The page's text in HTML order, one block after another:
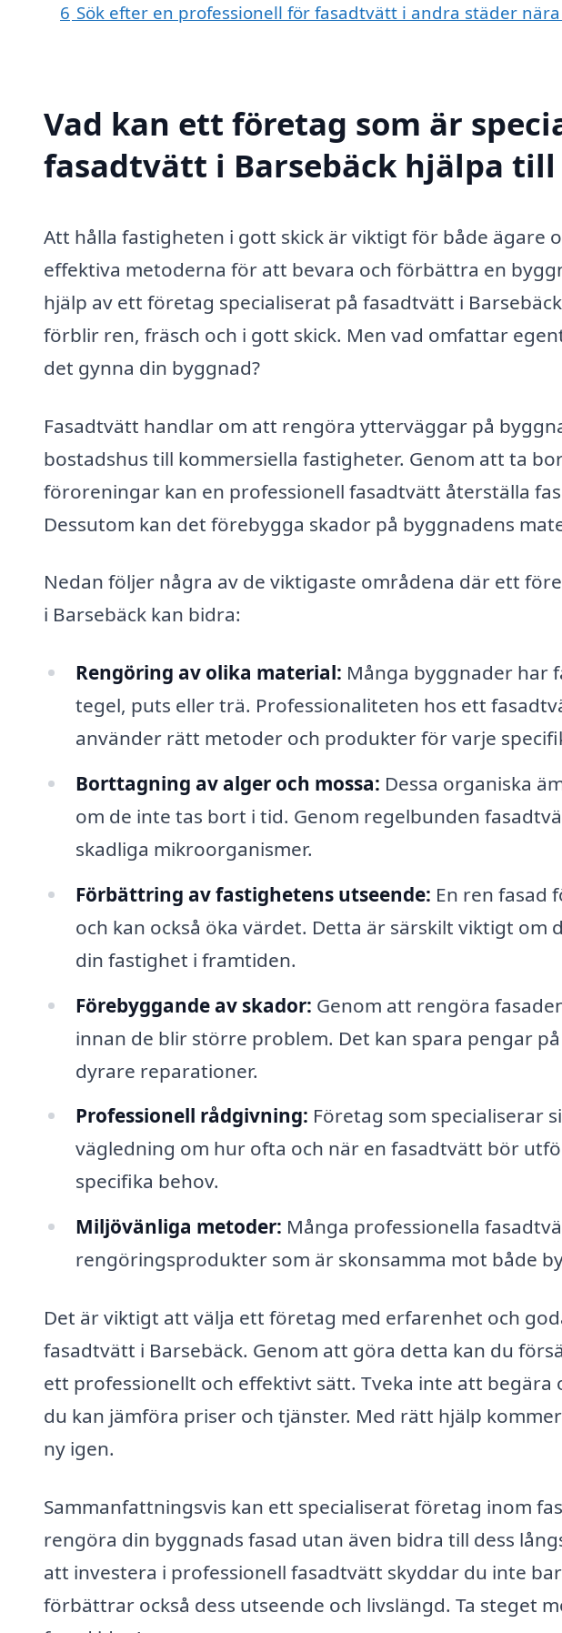
6 Sök efter en professionell för fasadtvätt i andra städer
Vad kan ett företag som är
fasadtvätt i Barsebäck hjälpa till
Att hålla fastigheten i gott skick är viktigt för både ägare
effektiva metoderna för att bevara och förbättra en
hjälp av ett företag specialiserat på fasadtvätt i
förblir ren, fräsch och i gott skick. Men vad omfattar
det gynna din byggnad?
Fasadtvätt handlar om att rengöra ytterväggar på
bostadshus till kommersiella fastigheter. Genom att ta
föroreningar kan en professionell fasadtvätt återställa
Dessutom kan det förebygga skador på byggnadens
Nedan följer några av de viktigaste områdena där ett
i Barsebäck kan bidra:
Rengöring av olika material: Många byggnader har
tegel, puts eller trä. Professionaliteten hos ett
använder rätt metoder och produkter för varje
Borttagning av alger och mossa: Dessa organiska
om de inte tas bort i tid. Genom regelbunden
skadliga mikroorganismer.
Förbättring av fastighetens utseende: En ren fasad
och kan också öka värdet. Detta är särskilt viktigt om
din fastighet i framtiden.
Förebyggande av skador: Genom att rengöra
innan de blir större problem. Det kan spara pengar
dyrare reparationer.
Professionell rådgivning: Företag som specialiserar
vägledning om hur ofta och när en fasadtvätt bör
specifika behov.
Miljövänliga metoder: Många professionella
rengöringsprodukter som är skonsamma mot både
Det är viktigt att välja ett företag med erfarenhet och
fasadtvätt i Barsebäck. Genom att göra detta kan du
ett professionellt och effektivt sätt. Tveka inte att
du kan jämföra priser och tjänster. Med rätt hjälp
ny igen.
Sammanfattningsvis kan ett specialiserat företag inom
rengöra din byggnads fasad utan även bidra till dess
att investera i professionell fasadtvätt skyddar du inte
förbättrar också dess utseende och livslängd. Ta steget